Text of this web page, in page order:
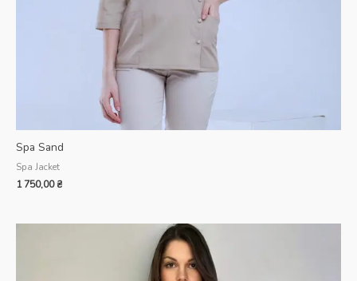
Spa Sand
Spa Jacket
1 750,00₴